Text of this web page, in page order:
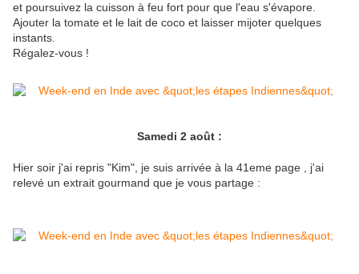
et poursuivez la cuisson à feu fort pour que l'eau s'évapore.
Ajouter la tomate et le lait de coco et laisser mijoter quelques
instants.
Régalez-vous !
Samedi 2 août :
Hier soir j'ai repris "Kim", je suis arrivée à la 41eme page , j'ai
relevé un extrait gourmand que je vous partage :